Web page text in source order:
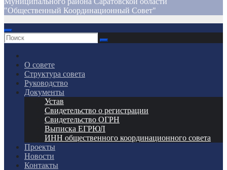
"Общественный Координационный Совет"
О совете
Структура совета
Руководство
Документы
Устав
Свидетельство о регистрации
Свидетельство ОГРН
Выписка ЕГРЮЛ
ИНН общественного координационного совета
Проекты
Новости
Контакты